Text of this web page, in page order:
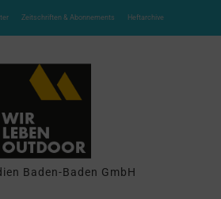
Zeitschriften & Abonnements Heftarchive
Baden-Baden GmbH